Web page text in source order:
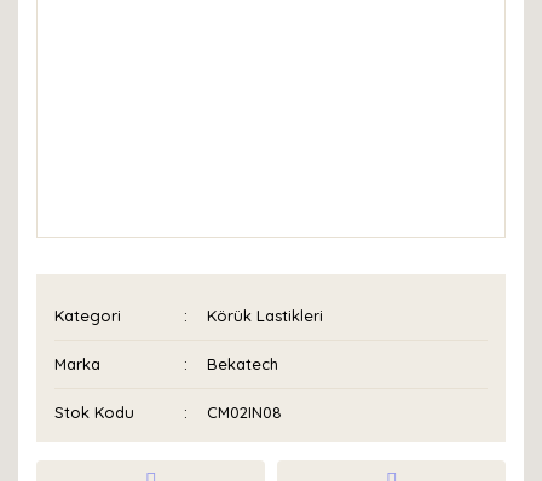
Kategori Körük Lastikleri
Marka Bekatech
Stok Kodu CM02IN08